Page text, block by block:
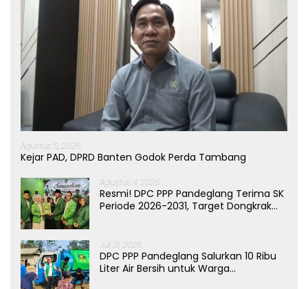
Agustus 5, 2026
Kejar PAD, DPRD Banten Godok Perda Tambang
Agustus 4, 2026
Resmi! DPC PPP Pandeglang Terima SK
Periode 2026-2031, Target Dongkrak
Juli 31, 2026
DPC PPP Pandeglang Salurkan 10 Ribu
Liter Air Bersih untuk Warga